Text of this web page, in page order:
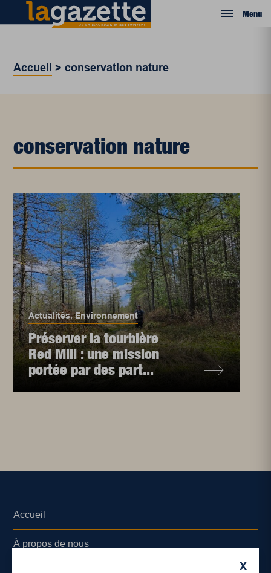
Menu
Accueil >conservation nature
conservation nature
Actualités,Environnement
Préserver la tourbière
Red Mill : une mission
portée par des part...
X
Accueil
À propos de nous